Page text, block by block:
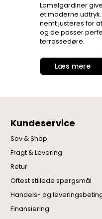
Foldegardiner er
løsning, der giver
foldes pænt op i
både små og
skaber et rent og
Læs mere
Kundeservice
Sov & Shop
Fragt & Levering
Retur
Oftest stillede spørgsmål
Handels- og
Finansiering